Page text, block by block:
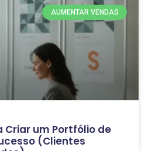
AUMENTAR VENDAS
Criar um Portfólio de
(Clientes